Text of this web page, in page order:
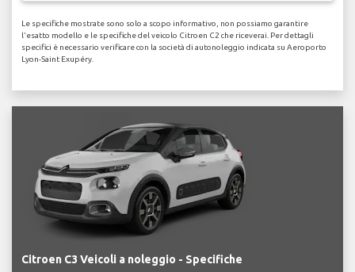
Le specifiche mostrate sono solo a scopo informativo, non possiamo garantire
l'esatto modello e le specifiche del veicolo Citroen C2 che riceverai. Per dettagli
specifici è necessario verificare con la società di autonoleggio indicata su Aeroporto
Lyon-Saint Exupéry.
Citroen C3 Veicoli a noleggio - Specifiche